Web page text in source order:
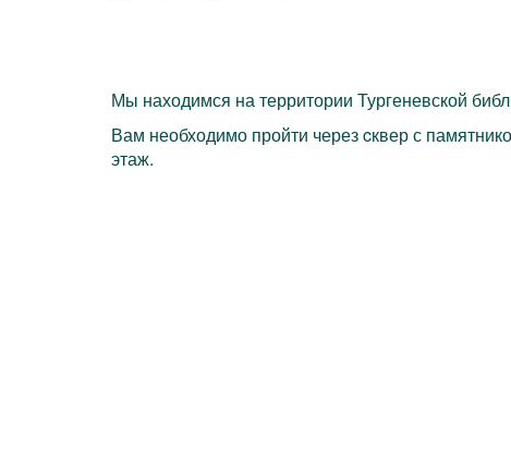
Мы находимся на территории Тургеневской
Вам необходимо пройти через cквер с
этаж.